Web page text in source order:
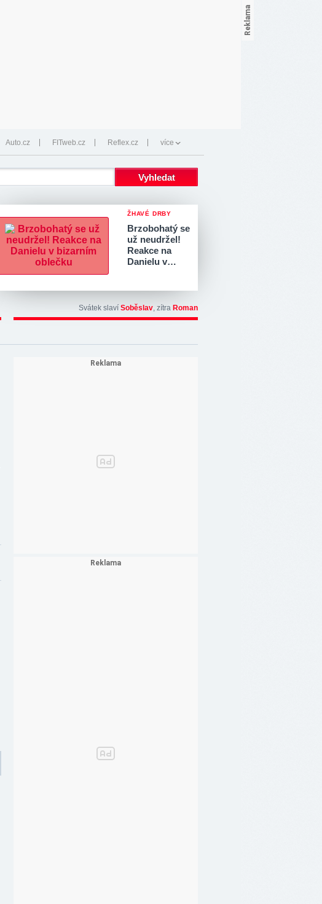
Auto.cz FITweb.cz Reflex.cz více
ŽHAVÉ DRBY
Brzobohatý se
už neudržel!
Reakce na
Danielu v…
Svátek slaví Soběslav, zítra Roman